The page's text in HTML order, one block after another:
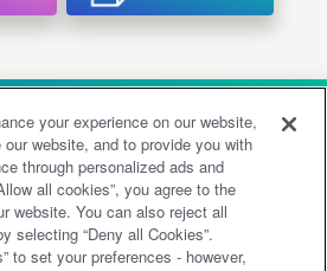
gRNA
/ FACILITIES / CASES
PRIVACY POLICY /
CHEMICAL /
DIVISION HP
your experience on our website,
website, and to provide you with
through personalized ads and
all cookies”, you agree to the
website. You can also reject all
selecting “Deny all Cookies”.
to set your preferences - however,